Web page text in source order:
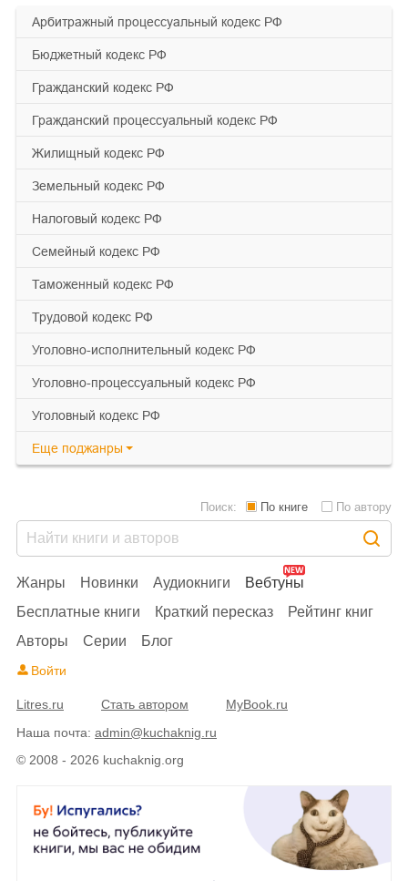
арбитражный процессуальный кодекс РФ
бюджетный кодекс РФ
гражданский кодекс РФ
гражданский процессуальный кодекс РФ
жилищный кодекс РФ
земельный кодекс РФ
налоговый кодекс РФ
семейный кодекс РФ
таможенный кодекс РФ
трудовой кодекс РФ
уголовно-исполнительный кодекс РФ
уголовно-процессуальный кодекс РФ
уголовный кодекс РФ
Еще поджанры
© 2008 - 2026 kuchaknig.org
Жанры Новинки Аудиокниги
Вебтуны
Бесплатные книги
Краткий пересказ
Рейтинг книг
Авторы
Серии Блог
Поиск: По книге По автору
Войти
Litres.ru Стать автором
MyBook.ru
Наша почта: admin@kuchaknig.ru